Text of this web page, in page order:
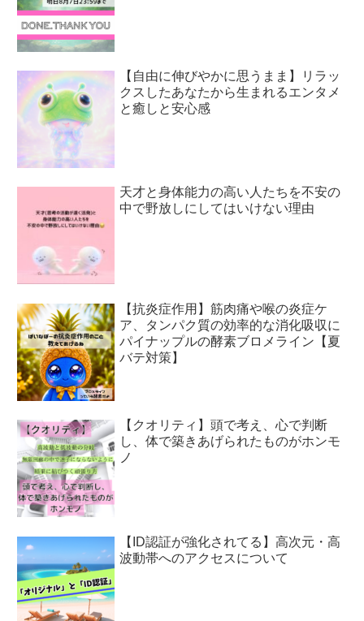
【自由に伸びやかに思うまま】リラッ
クスしたあなたから生まれるエンタメ
と癒しと安心感
天才と身体能力の高い人たちを不安の
中で野放しにしてはいけない理由
【抗炎症作用】筋肉痛や喉の炎症ケ
ア、タンパク質の効率的な消化吸収に
パイナップルの酵素ブロメライン【夏
バテ対策】
【クオリティ】頭で考え、心で判断
し、体で築きあげられたものがホンモ
ノ
【ID認証が強化されてる】高次元・高
波動帯へのアクセスについて